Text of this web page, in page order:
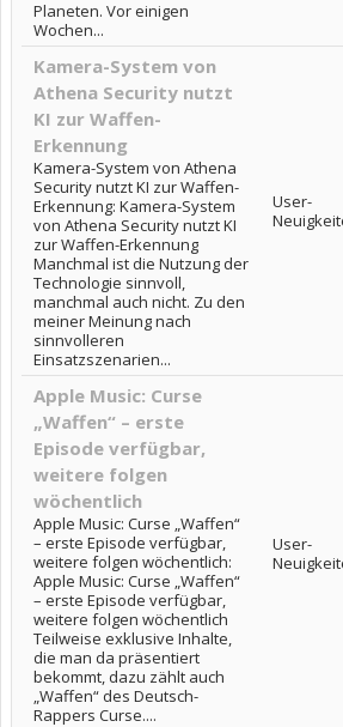
Planeten. Vor einigen
Wochen...
Kamera-System von
Athena Security nutzt
KI zur Waffen-
Erkennung
Kamera-System von Athena
Security nutzt KI zur Waffen-
Erkennung: Kamera-System
von Athena Security nutzt KI
zur Waffen-Erkennung
Manchmal ist die Nutzung der
Technologie sinnvoll,
manchmal auch nicht. Zu den
meiner Meinung nach
sinnvolleren
Einsatzszenarien...
User-
Apple Music: Curse
„Waffen“ – erste
Episode verfügbar,
weitere folgen
wöchentlich
Apple Music: Curse „Waffen“
– erste Episode verfügbar,
weitere folgen wöchentlich:
Apple Music: Curse „Waffen“
– erste Episode verfügbar,
weitere folgen wöchentlich
Teilweise exklusive Inhalte,
die man da präsentiert
bekommt, dazu zählt auch
„Waffen“ des Deutsch-
Rappers Curse....
User-